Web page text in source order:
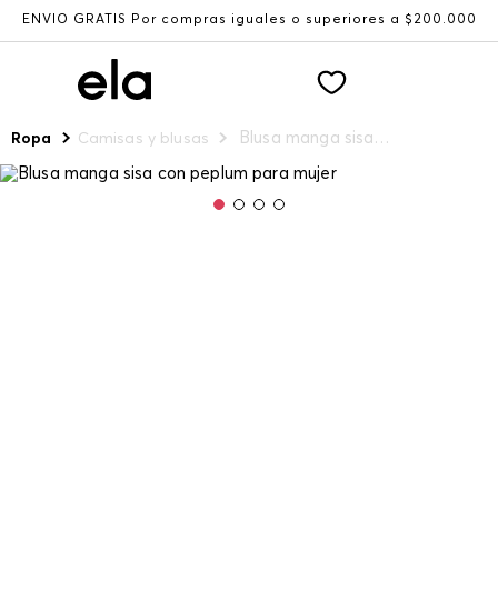
ENVÍO GRATIS Por compras iguales o superiores a $200.000
Ropa Camisas y blusas Blusa manga sisa con peplum para mujer